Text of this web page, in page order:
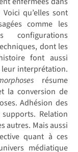
qu’elles sont
comme les
dont les
font aussi
interprétation.
résume
la conversion de
Adhésion des
Relation
autres. Mais aussi
quant à ces
médiatique